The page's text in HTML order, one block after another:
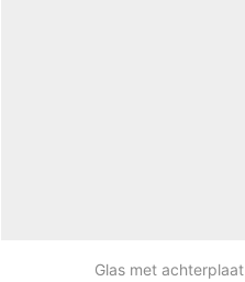
Glas met achterplaat